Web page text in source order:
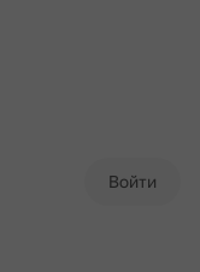
Войти